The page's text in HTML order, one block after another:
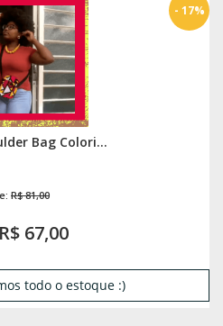
Bag Colori...
R$ 81,00
67,00
- 17%
todo o estoque :)